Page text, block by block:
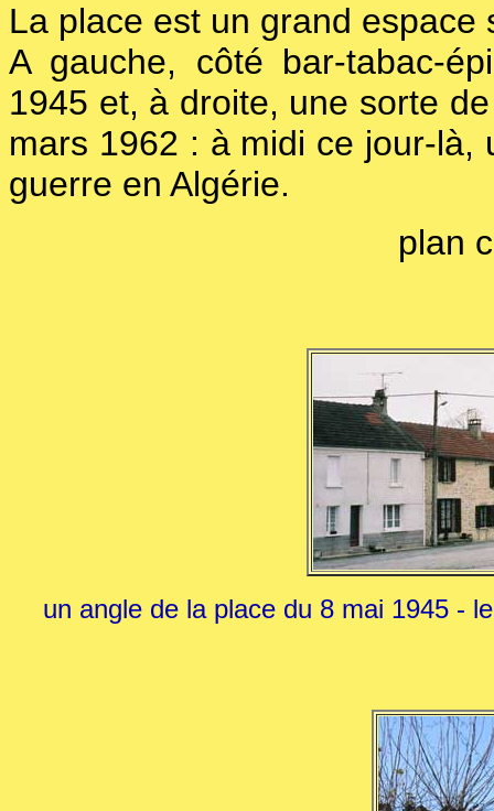
La place est un grand
A gauche, côté bar-tabac-
1945 et, à droite, une sorte
mars 1962 : à midi ce jour-là,
guerre en Algérie.
plan
un angle de la place du 8 mai 1945 -